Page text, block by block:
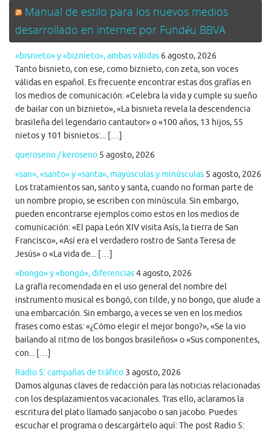
Manual de estilo para los nuevos medios
desarrollado en internet por Fundéu BBVA
«bisnieto» y «biznieto», ambas válidas 6 agosto, 2026
Tanto bisnieto, con ese, como biznieto, con zeta, son voces
válidas en español. Es frecuente encontrar estas dos grafías en
los medios de comunicación: «Celebra la vida y cumple su sueño
de bailar con un biznieto», «La bisnieta revela la descendencia
brasileña del legendario cantautor» o «100 años, 13 hijos, 55
nietos y 101 bisnietos:... […]
queroseno / keroseno 5 agosto, 2026
«san», «santo» y «santa», mayúsculas y minúsculas 5 agosto, 2026
Los tratamientos san, santo y santa, cuando no forman parte de
un nombre propio, se escriben con minúscula. Sin embargo,
pueden encontrarse ejemplos como estos en los medios de
comunicación: «El papa León XIV visita Asís, la tierra de San
Francisco», «Así era el verdadero rostro de Santa Teresa de
Jesús» o «La vida de... […]
«bongo» y «bongó», diferencias4 agosto, 2026
La grafía recomendada en el uso general del nombre del
instrumento musical es bongó, con tilde, y no bongo, que alude a
una embarcación. Sin embargo, a veces se ven en los medios
frases como estas: «¿Cómo elegir el mejor bongo?», «Se la vio
bailando al ritmo de los bongos brasileños» o «Sus componentes,
con... […]
Radio 5: campañas de tráfico 3 agosto, 2026
Damos algunas claves de redacción para las noticias relacionadas
con los desplazamientos vacacionales. Tras ello, aclaramos la
escritura del plato llamado sanjacobo o san jacobo. Puedes
escuchar el programa o descargártelo aquí: The post Radio 5: